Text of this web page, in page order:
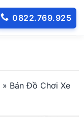
0822.769.925
» Bán Đồ Chơi Xe